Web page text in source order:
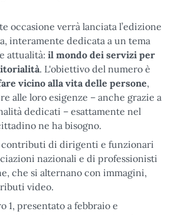
occasione verrà lanciata l’edizione
interamente dedicata a un tema
attualità: il mondo dei servizi per
. L'obiettivo del numero è
vicino alla vita delle persone,
alle loro esigenze – anche grazie a
dedicati – esattamente nel
ne ha bisogno.
contributi di dirigenti e funzionari
nazionali e di professionisti
che si alternano con immagini,
video.
1, presentato a febbraio e